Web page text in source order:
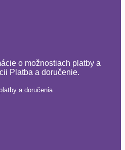
o možnostiach platby a
Platba a doručenie.
a doručenia